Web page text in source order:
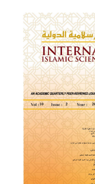
الشريط
الجانبي
للمقالة